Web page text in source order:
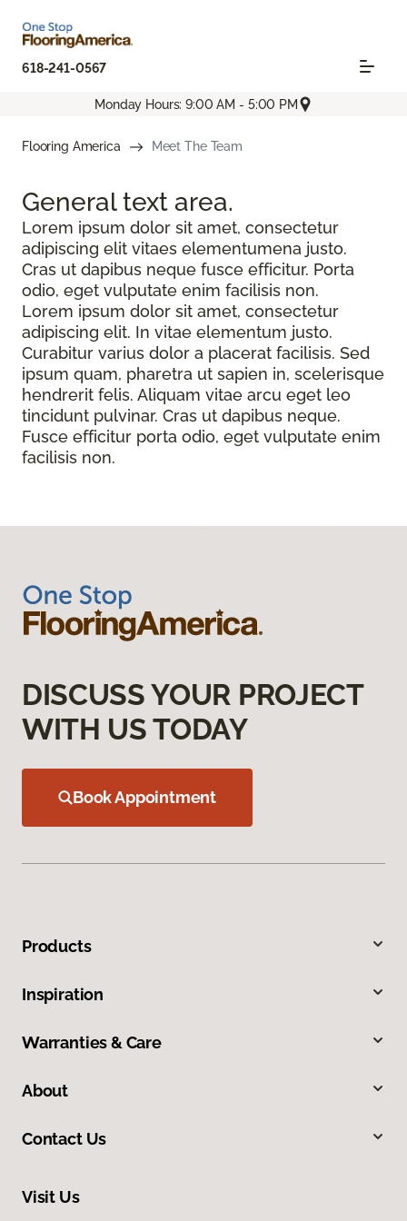
618-241-0567
Monday Hours: 9:00 AM - 5:00 PM
Flooring America Meet The Team
General text area.
Lorem ipsum dolor sit amet, consectetur
adipiscing elit vitaes elementumena justo.
Cras ut dapibus neque fusce efficitur. Porta
odio, eget vulputate enim facilisis non.
Lorem ipsum dolor sit amet, consectetur
adipiscing elit. In vitae elementum justo.
Curabitur varius dolor a placerat facilisis. Sed
ipsum quam, pharetra ut sapien in, scelerisque
hendrerit felis. Aliquam vitae arcu eget leo
tincidunt pulvinar. Cras ut dapibus neque.
Fusce efficitur porta odio, eget vulputate enim
facilisis non.
DISCUSS YOUR PROJECT
WITH US TODAY
Book Appointment
Products
Inspiration
Warranties & Care
About
Contact Us
Visit Us